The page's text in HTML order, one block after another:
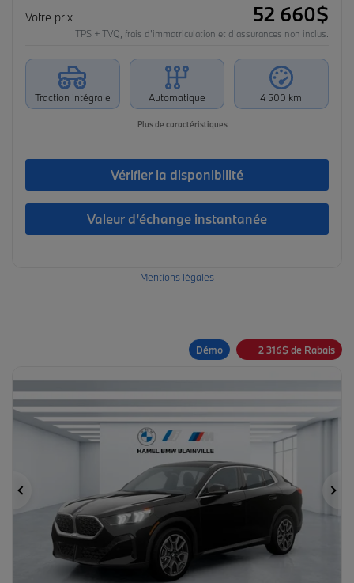
Votre prix
52 660$
TPS + TVQ, frais d'immatriculation et d'assurances non inclus.
Traction intégrale Automatique 4 500 km
Plus de caractéristiques
Vérifier la disponibilité
Valeur d’échange instantanée
Mentions légales
Démo 2 316$de Rabais
Précédent